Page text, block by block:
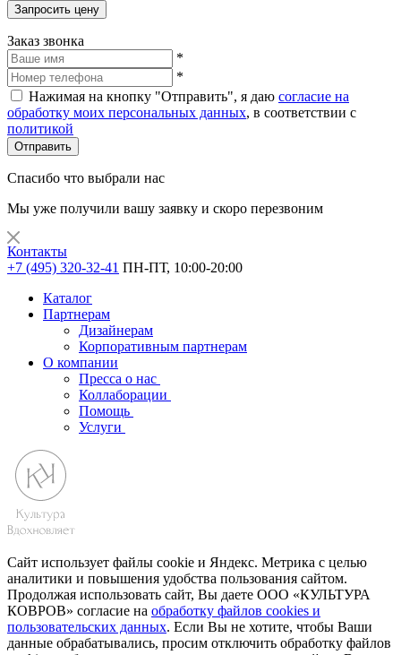
Запросить цену
Заказ звонка
*
*
Нажимая на кнопку "Отправить", я даю согласие на
обработку моих персональных данных, в соответствии с
политикой
Отправить
Спасибо что выбрали нас
Мы уже получили вашу заявку и скоро перезвоним
Контакты
+7 (495) 320-32-41 ПН-ПТ, 10:00-20:00
Каталог
Партнерам
Дизайнерам
Корпоративным партнерам
О компании
Пресса о нас
Коллаборации
Помощь
Услуги
Сайт использует файлы cookie и Яндекс. Метрика с целью
аналитики и повышения удобства пользования сайтом.
Продолжая использовать сайт, Вы даете ООО «КУЛЬТУРА
КОВРОВ» согласие на обработку файлов cookies и
пользовательских данных. Если Вы не хотите, чтобы Ваши
данные обрабатывались, просим отключить обработку файлов